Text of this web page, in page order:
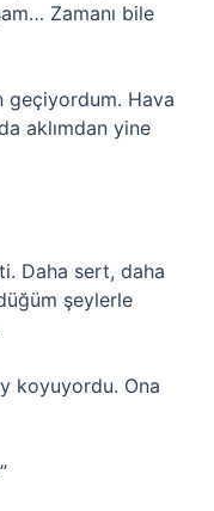
Zamanı bile
geçiyordum. Hava
aklımdan yine
Daha sert, daha
şeylerle
koyuyordu. Ona